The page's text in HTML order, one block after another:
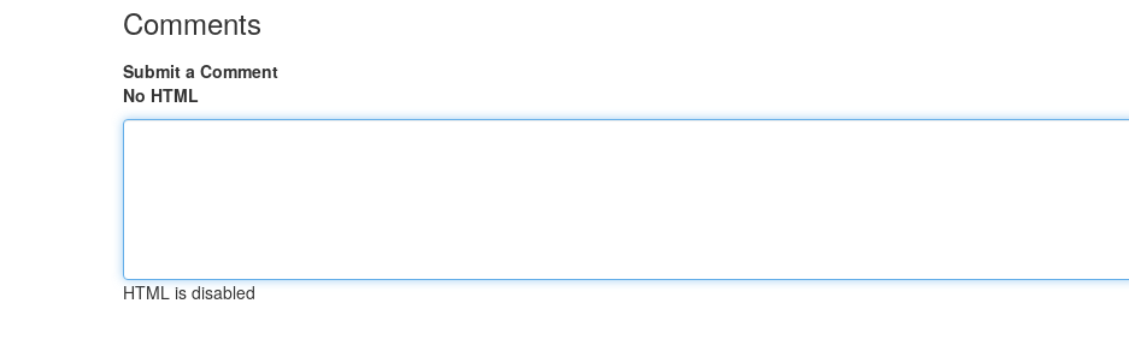
Comments
Submit a Comment
No HTML
HTML is disabled